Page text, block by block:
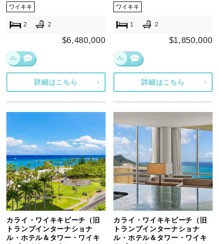
ワイキキ
2 2
$6,480,000
詳細はこちら
ワイキキ
1 2
$1,850,000
詳細はこちら
カライ・ワイキキビーチ（旧
トランプインターナショナ
ル・ホテル＆タワー・ワイキ
カライ・ワイキキビーチ（旧
トランプインターナショナ
ル・ホテル＆タワー・ワイキ